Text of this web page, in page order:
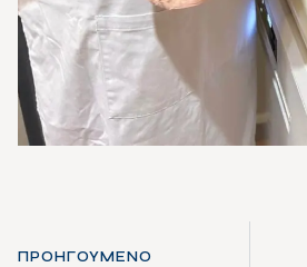
ΠΡΟΗΓΟΎΜΕΝΟ